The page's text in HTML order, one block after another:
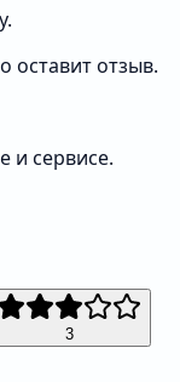
оставит отзыв.
и сервисе.
3